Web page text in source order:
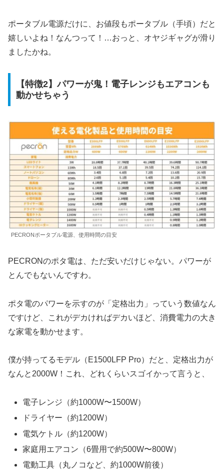
ポータブル電源だけに、お値段もポータブル（手頃）だと
嬉しいよね！なんつって！…おっと、オヤジギャグが滑り
ましたかね。
【特徴2】パワーが鬼！電子レンジもエアコンも
動かせちゃう
PECRONポータブル電源、使用時間の目安
PECRONのポタ電は、ただ安いだけじゃない。パワーが
とんでもないんですわ。
ポタ電のパワーを示すのが「定格出力」っていう数値なん
ですけど、これがデカければデカいほど、消費電力の大き
な家電を動かせます。
僕が持ってるモデル（E1500LFP Pro）だと、定格出力が
なんと2000W！これ、どれくらいスゴイかって言うと、
電子レンジ（約1000W〜1500W）
ドライヤー（約1200W）
電気ケトル（約1200W）
家庭用エアコン（6畳用で約500W〜800W）
電動工具（丸ノコなど、約1000W前後）